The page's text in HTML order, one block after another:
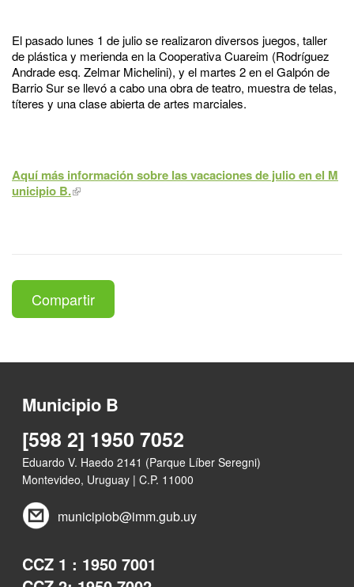
El pasado lunes 1 de julio se realizaron diversos juegos, taller
de plástica y merienda en la Cooperativa Cuareim (Rodríguez
Andrade esq. Zelmar Michelini), y el martes 2 en el Galpón de
Barrio Sur se llevó a cabo una obra de teatro, muestra de telas,
títeres y una clase abierta de artes marciales.
Aquí más información sobre las vacaciones de julio en el M
unicipio B.
Compartir
Municipio B
[598 2] 1950 7052
Eduardo V. Haedo 2141 (Parque Líber Seregni)
Montevideo, Uruguay | C.P. 11000
municipiob@imm.gub.uy
CCZ 1 : 1950 7001